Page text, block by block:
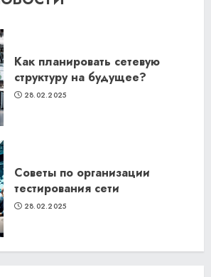
Как планировать сетевую
структуру на будущее?
28.02.2025
Советы по организации
тестирования сети
28.02.2025